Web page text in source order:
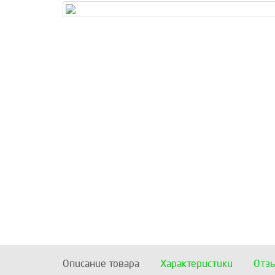
Описание товара Характеристики